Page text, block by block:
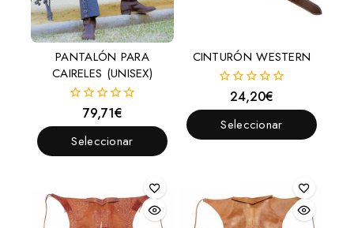
PANTALÓN PARA
CAIRELES (UNISEX)
fuera
de
5
79,71€
Seleccionar
CINTURÓN WESTERN
fuera
de
5
24,20€
Seleccionar